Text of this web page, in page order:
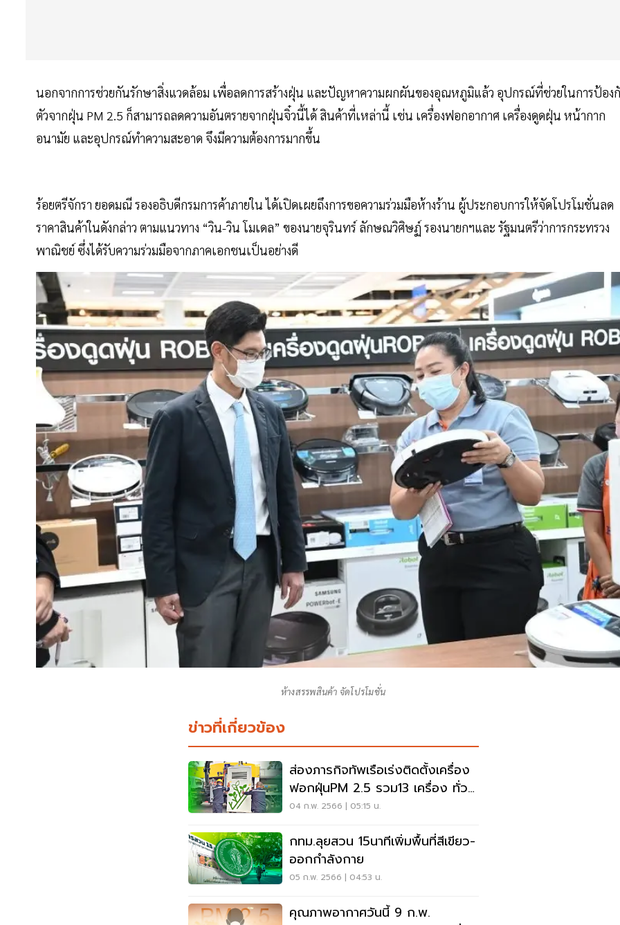
นอกจากการช่วยกันรักษาสิ่งแวดล้อม เพื่อลดการสร้างฝุ่น และปัญหาความผกผันของอุณหภูมิแล้ว อุปกรณ์ที่ช่วยในการป้อง
ตัวจากฝุ่น PM 2.5 ก็สามารถลดความอันตรายจากฝุ่นจิ๋วนี้ได้ สินค้าที่เหล่านี้ เช่น เครื่องฟอกอากาศ เครื่องดูดฝุ่น หน้ากาก
อนามัย และอุปกรณ์ทำความสะอาด จึงมีความต้องการมากขึ้น
ร้อยตรีจักรา ยอดมณี รองอธิบดีกรมการค้าภายใน ได้เปิดเผยถึงการขอความร่วมมือห้างร้าน ผู้ประกอบการให้จัดโปรโมชั่นลด
ราคาสินค้าในดังกล่าว ตามแนวทาง “วิน-วิน โมเดล” ของนายจุรินทร์ ลักษณวิศิษฏ์ รองนายกฯและ รัฐมนตรีว่าการกระทรวง
พาณิชย์ ซึ่งได้รับความร่วมมือจากภาคเอกชนเป็นอย่างดี
ห้างสรรพสินค้า จัดโปรโมชั่น
ข่าวที่เกี่ยวข้อง
ส่องภารกิจทัพเรือเร่งติดตั้งเครื่อง
ฟอกฝุ่นPM 2.5 รวม13 เครื่อง ทั่วก
ทม.
04 ก.พ. 2566 | 05:15 น.
กทม.ลุยสวน 15นาทีเพิ่มพื้นที่สีเขียว-
ออกกำลังกาย
05 ก.พ. 2566 | 04:53 น.
คุณภาพอากาศวันนี้ 9 ก.พ.